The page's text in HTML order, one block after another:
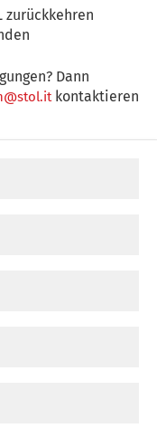
zurückkehren
Dann
kontaktieren